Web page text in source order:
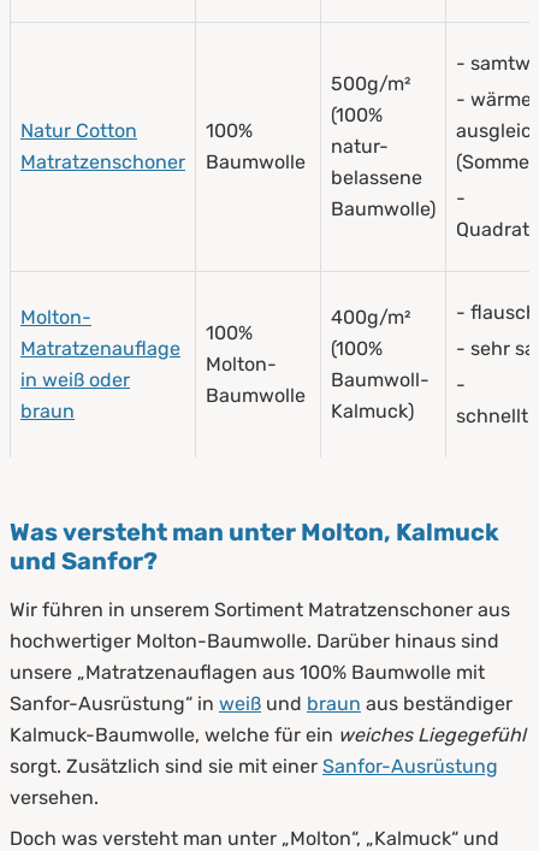
Natur Cotton
Matratzenschoner
100%
Baumwolle
500g/m²
(100%
natur-
belassene
Baumwolle)
-
-
-
Molton-
Matratzenauflage
in weiß oder
braun
100%
Molton-
Baumwolle
400g/m²
(100%
Baumwoll-
Kalmuck)
-
- sehr
-
Was versteht man unter Molton, Kalmuck
und Sanfor?
Wir führen in unserem Sortiment Matratzenschoner aus
hochwertiger Molton-Baumwolle. Darüber hinaus sind
unsere „Matratzenauflagen aus 100% Baumwolle mit
Sanfor-Ausrüstung“ in weiß und braun aus beständiger
Kalmuck-Baumwolle, welche für ein weiches Liegegefühl
sorgt. Zusätzlich sind sie mit einer Sanfor-Ausrüstung
versehen.
Doch was versteht man unter „Molton“, „Kalmuck“ und